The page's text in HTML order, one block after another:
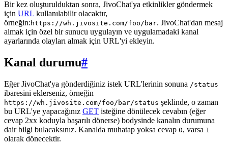
Bir kez oluşturulduktan sonra, JivoChat'ya etkinlikler göndermek
için URL kullanılabilir olacaktır,
örneğin: https://wh.jivosite.com/foo/bar. JivoChat'dan mesaj
almak için özel bir sunucu uygulayın ve uygulamadaki kanal
ayarlarında olayları almak için URL'yi ekleyin.
Kanal durumu#
Eğer JivoChat'ya gönderdiğiniz istek URL'lerinin sonuna /status
ibaresini eklerseniz, örneğin
https://wh.jivosite.com/foo/bar/status şeklinde, o zaman
bu URL'ye yapacağınız GET isteğine dönülecek cevabın (eğer
cevap 2xx koduyla başarılı dönerse) bodysinde kanalın durumuna
dair bilgi bulacaksınız. Kanalda muhatap yoksa cevap 0, varsa 1
olarak dönecektir.